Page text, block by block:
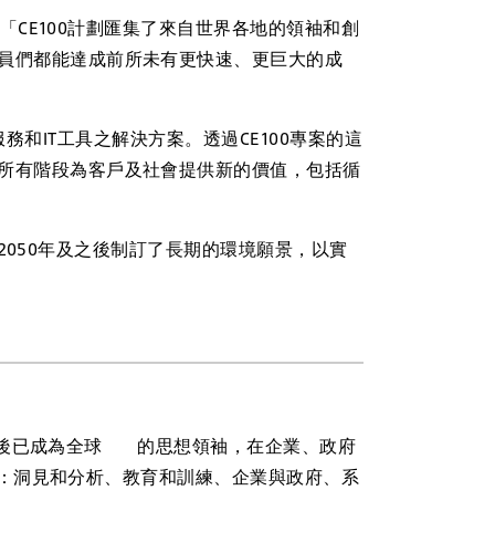
計劃匯集了來自世界各地的領袖和創
們都能達成前所未有更快速、更巨大的成
務和IT工具之解決方案。透過CE100專案的這
有階段為客戶及社會提供新的價值，包括循
年及之後制訂了長期的環境願景，以實
已成為全球 的思想領袖，在企業、政府
見和分析、教育和訓練、企業與政府、系